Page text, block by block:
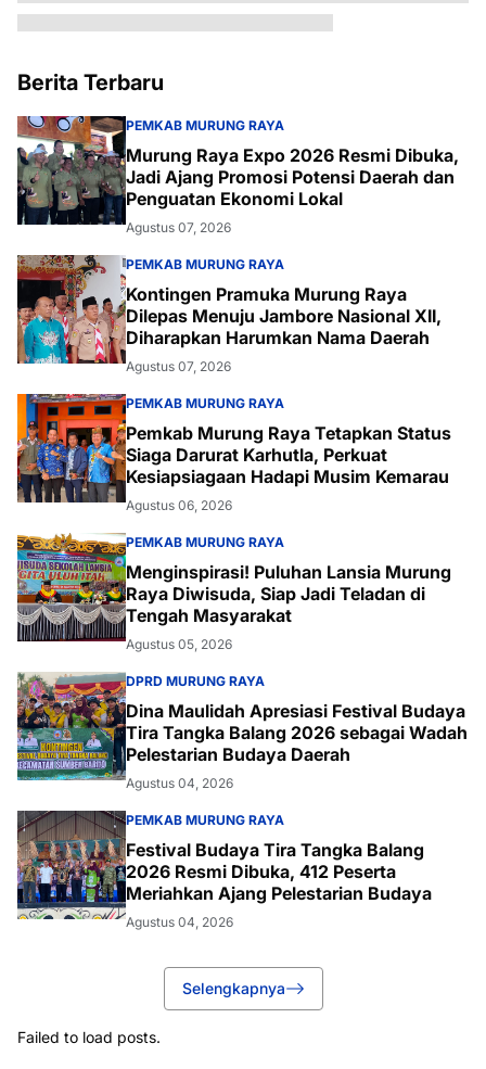
Berita Terbaru
PEMKAB MURUNG RAYA
Murung Raya Expo 2026 Resmi Dibuka,
Jadi Ajang Promosi Potensi Daerah dan
Penguatan Ekonomi Lokal
Agustus 07, 2026
PEMKAB MURUNG RAYA
Kontingen Pramuka Murung Raya
Dilepas Menuju Jambore Nasional XII,
Diharapkan Harumkan Nama Daerah
Agustus 07, 2026
PEMKAB MURUNG RAYA
Pemkab Murung Raya Tetapkan Status
Siaga Darurat Karhutla, Perkuat
Kesiapsiagaan Hadapi Musim Kemarau
Agustus 06, 2026
PEMKAB MURUNG RAYA
Menginspirasi! Puluhan Lansia Murung
Raya Diwisuda, Siap Jadi Teladan di
Tengah Masyarakat
Agustus 05, 2026
DPRD MURUNG RAYA
Dina Maulidah Apresiasi Festival Budaya
Tira Tangka Balang 2026 sebagai Wadah
Pelestarian Budaya Daerah
Agustus 04, 2026
PEMKAB MURUNG RAYA
Festival Budaya Tira Tangka Balang
2026 Resmi Dibuka, 412 Peserta
Meriahkan Ajang Pelestarian Budaya
Agustus 04, 2026
Selengkapnya
Failed to load posts.